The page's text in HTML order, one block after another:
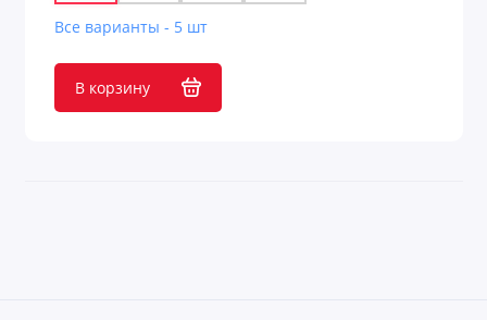
Все варианты - 5 шт
В корзину